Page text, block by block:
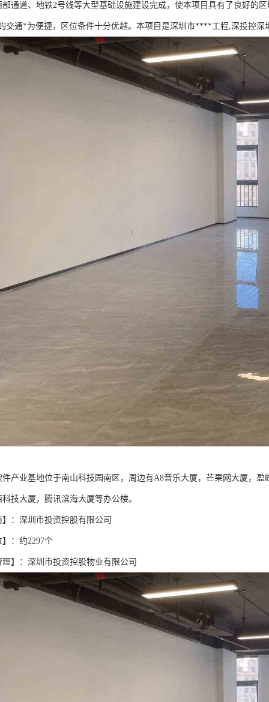
部通道、地铁2号线等大型基础设施建设完成，使本项目具有了良好的
交通*为便捷，区位条件十分优越。本项目是深圳市****工程,深投控深
件产业基地位于南山科技园南区，周边有A8音乐大厦，芒果网大厦，
技大厦，腾讯滨海大厦等办公楼。
】：深圳市投资控股有限公司
】：约2297个
理】：深圳市投资控股物业有限公司